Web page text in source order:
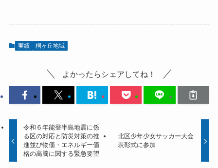
実績 桐ヶ丘地域
よかったらシェアしてね！
令和６年能登半島地震に係
る区の対応と防災対策の推
進並び物価・エネルギー価
格の高騰に関する緊急要望
北区少年少女サッカー大会
表彰式に参加